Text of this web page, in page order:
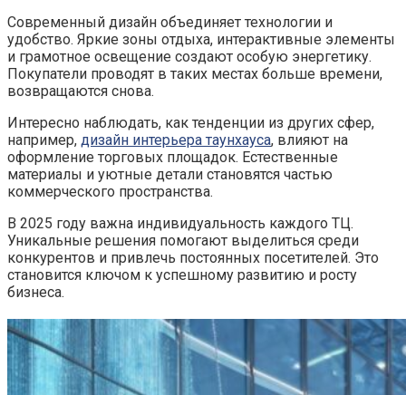
Современный дизайн объединяет технологии и
удобство. Яркие зоны отдыха, интерактивные элементы
и грамотное освещение создают особую энергетику.
Покупатели проводят в таких местах больше времени,
возвращаются снова.
Интересно наблюдать, как тенденции из других сфер,
например, дизайн интерьера таунхауса, влияют на
оформление торговых площадок. Естественные
материалы и уютные детали становятся частью
коммерческого пространства.
В 2025 году важна индивидуальность каждого ТЦ.
Уникальные решения помогают выделиться среди
конкурентов и привлечь постоянных посетителей. Это
становится ключом к успешному развитию и росту
бизнеса.